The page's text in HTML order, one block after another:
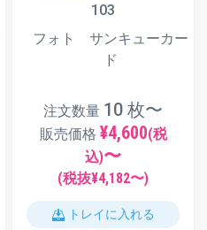
103
フォト サンキューカー
ド
注文数量 10 枚〜
販売価格 ¥4,600(税
込)〜
(税抜¥4,182〜)
トレイに入れる